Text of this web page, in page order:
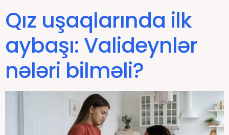
Qız uşaqlarında ilk
aybaşı: Valideynlər
nələri bilməli?